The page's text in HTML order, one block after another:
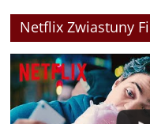
Netflix Zwiastuny